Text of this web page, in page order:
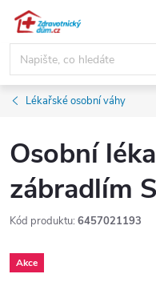
Přejít
obsah
Lékařské osobní váhy
Osobní
zábradlím
Kód produktu: 6457021193
Akce